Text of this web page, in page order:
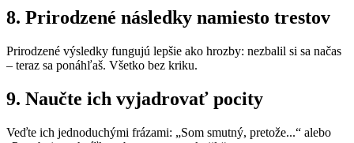
8. Prirodzené následky namiesto trestov
Prirodzené výsledky fungujú lepšie ako hrozby: nezbalil si sa načas
– teraz sa ponáhľaš. Všetko bez kriku.
9. Naučte ich vyjadrovať pocity
Veďte ich jednoduchými frázami: „Som smutný, pretože...“ alebo